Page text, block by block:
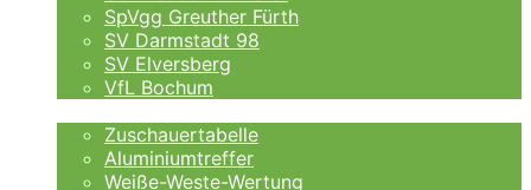
SpVgg Greuther Fürth
SV Darmstadt 98
SV Elversberg
VfL Bochum
Zuschauertabelle
Aluminiumtreffer
Weiße-Weste-Wertung